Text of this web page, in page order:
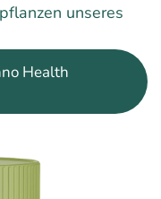
unseres
Health